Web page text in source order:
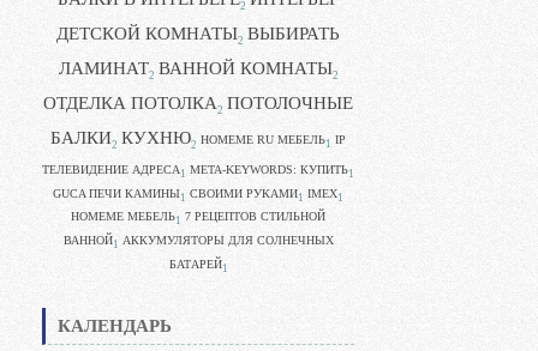
2
ДЕТСКОЙ КОМНАТЫ2 ВЫБИРАТЬ
ЛАМИНАТ2 ВАННОЙ КОМНАТЫ2
ОТДЕЛКА ПОТОЛКА2 ПОТОЛОЧНЫЕ
БАЛКИ2 КУХНЮ2 HOMEME RU МЕБЕЛЬ1 IP
ТЕЛЕВИДЕНИЕ АДРЕСА 1 META-KEYWORDS: КУПИТЬ1
GUCA ПЕЧИ КАМИНЫ1 CВОИМИ РУКАМИ1 IMEX1
HOMEME МЕБЕЛЬ1 7 РЕЦЕПТОВ СТИЛЬНОЙ
ВАННОЙ1 АККУМУЛЯТОРЫ ДЛЯ СОЛНЕЧНЫХ
БАТАРЕЙ1
КАЛЕНДАРЬ